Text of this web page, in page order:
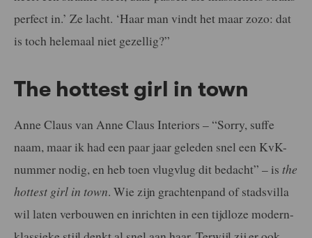
perfect in.’ Ze lacht. ‘Haar man vindt het maar zozo: dat
is toch helemaal niet gezellig?”
The hottest girl in town
Anne Claus van Anne Claus Interiors – “Sorry, suffe
naam, maar ik had een paar jaar geleden snel een KvK-
nummer nodig, en heb toen vlugvlug dit bedacht” – is the
hottest girl in town. Wie zijn grachtenpand of stadsvilla
wil laten verbouwen en inrichten in een tijdloze modern-